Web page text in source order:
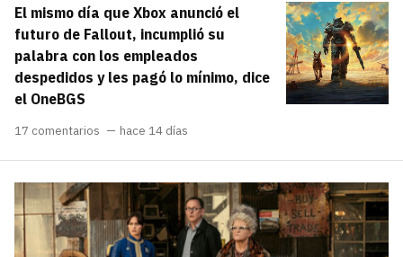
El mismo día que Xbox anunció el
futuro de Fallout, incumplió su
palabra con los empleados
despedidos y les pagó lo mínimo, dice
el OneBGS
17 comentarios hace 14 días
¿Todavía no tienes cuenta?
Regístrate gratis
disponible, pero puedes seguir usando tu cuenta
de 3DJuegos:
Recupera tu acceso con Facebook
carácter inicial), pero no mayúsculas, espacios,
tildes o caracteres especiales.
He leído y acepto la
politica de
privacidad y de participación
Entra con Google